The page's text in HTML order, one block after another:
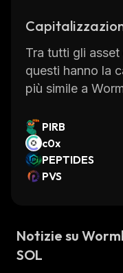
Tra tutti gli
questi hanno la
più simile a
PIRB
c0x
PEPTIDES
PVS
Notizie su
SOL